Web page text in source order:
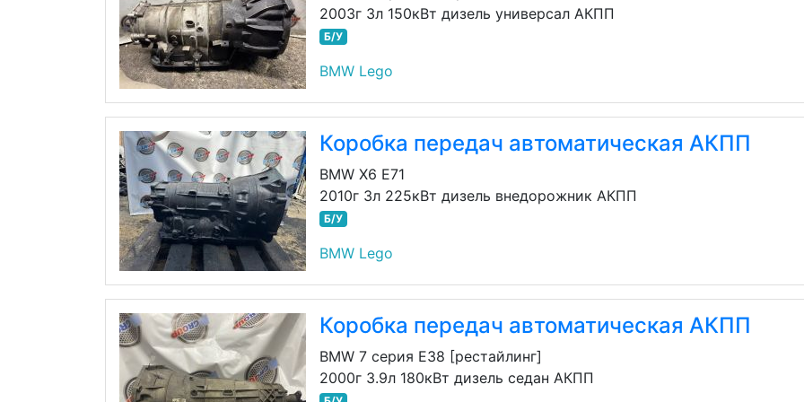
2003г 3л 150кВт дизель универсал АКПП
Б/У
BMW Lego
Коробка передач автоматическая АКПП
BMW X6 E71
2010г 3л 225кВт дизель внедорожник АКПП
Б/У
BMW Lego
Коробка передач автоматическая АКПП
BMW 7 серия E38 [рестайлинг]
2000г 3.9л 180кВт дизель седан АКПП